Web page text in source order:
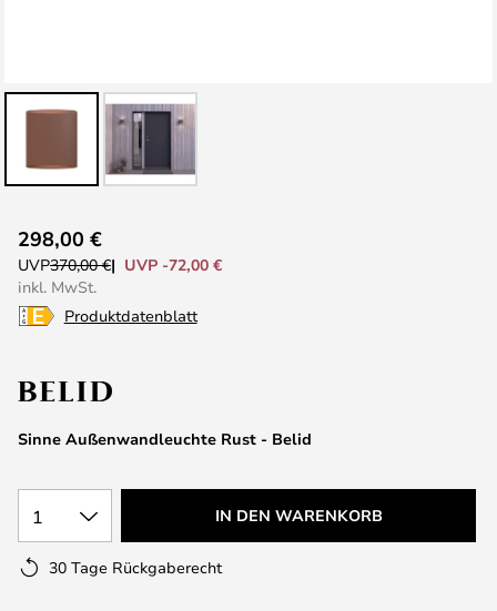
Anfang
der
Bildgalerie
springen
Sinne Außenwandleuchte Rust - Belid
298,00 €
UVP370,00 €
UVP -72,00 €
inkl. MwSt.
Produktdatenblatt
1 IN DEN WARENKORB
30 Tage Rückgaberecht